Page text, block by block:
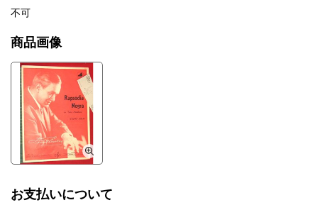
不可
商品画像
お支払いについて